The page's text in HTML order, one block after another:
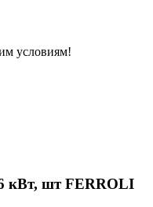
условиям!
кВт, шт FERROLI